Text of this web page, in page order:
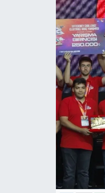
Röportaj
Video Galeri